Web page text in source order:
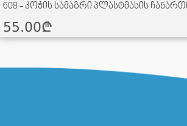
608 - კოჭის სამაგრი პლასტმასის
55.00¢